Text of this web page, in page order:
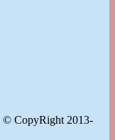
© CopyRight 2013-